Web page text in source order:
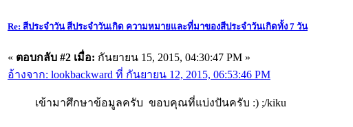
Re: สีประจำวัน สีประจำวันเกิด ความหมายและที่มาของสีประจำวันเกิดทั้ง 7 วัน
« ตอบกลับ #2 เมื่อ: กันยายน 15, 2015, 04:30:47 PM »
อ้างจาก: lookbackward ที่ กันยายน 12, 2015, 06:53:46 PM
เข้ามาศึกษาข้อมูลครับ ขอบคุณที่แบ่งปันครับ :) ;/kiku